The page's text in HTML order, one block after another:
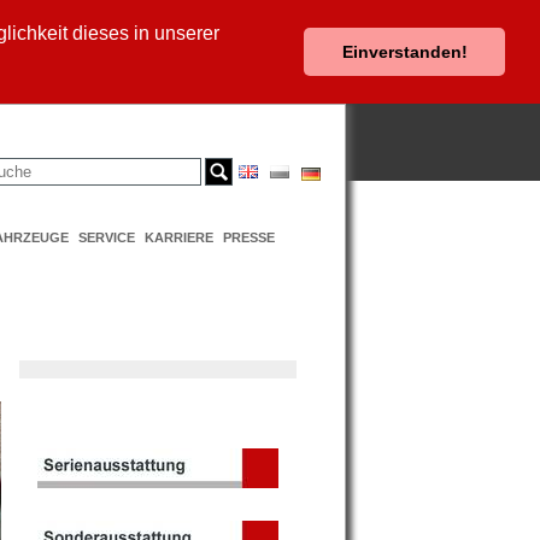
dieses in unserer
Einverstanden!
SERVICE KARRIERE PRESSE